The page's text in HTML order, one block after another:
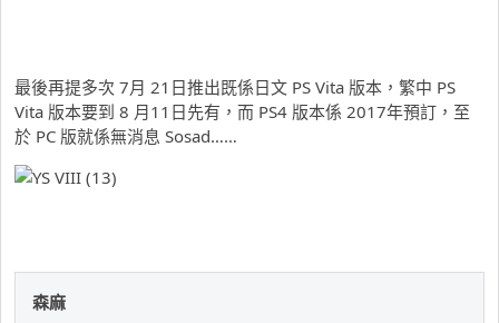
最後再提多次 7月 21日推出既係日文 PS Vita 版本，繁中 PS
Vita 版本要到 8 月11日先有，而 PS4 版本係 2017年預訂，至
於 PC 版就係無消息 Sosad……
森麻